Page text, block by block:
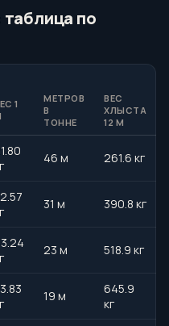
таблица по
1
МЕТРОВ
В
ТОННЕ
ВЕС
ХЛЫСТА
12 М
46 м 261.6 кг
31 м 390.8 кг
23 м 518.9 кг
19 м
645.9
кг